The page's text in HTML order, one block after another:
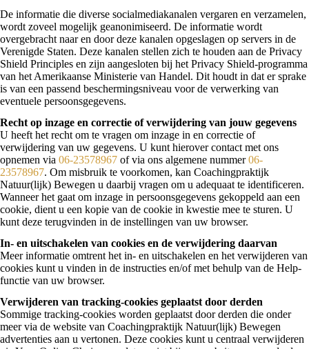
De informatie die diverse socialmediakanalen vergaren en verzamelen,
wordt zoveel mogelijk geanonimiseerd. De informatie wordt
overgebracht naar en door deze kanalen opgeslagen op servers in de
Verenigde Staten. Deze kanalen stellen zich te houden aan de Privacy
Shield Principles en zijn aangesloten bij het Privacy Shield-programma
van het Amerikaanse Ministerie van Handel. Dit houdt in dat er sprake
is van een passend beschermingsniveau voor de verwerking van
eventuele persoonsgegevens.
Recht op inzage en correctie of verwijdering van jouw gegevens
U heeft het recht om te vragen om inzage in en correctie of
verwijdering van uw gegevens. U kunt hierover contact met ons
opnemen via 06-23578967 of via ons algemene nummer06-
23578967. Om misbruik te voorkomen, kan Coachingpraktijk
Natuur(lijk) Bewegen u daarbij vragen om u adequaat te identificeren.
Wanneer het gaat om inzage in persoonsgegevens gekoppeld aan een
cookie, dient u een kopie van de cookie in kwestie mee te sturen. U
kunt deze terugvinden in de instellingen van uw browser.
In- en uitschakelen van cookies en de verwijdering daarvan
Meer informatie omtrent het in- en uitschakelen en het verwijderen van
cookies kunt u vinden in de instructies en/of met behulp van de Help-
functie van uw browser.
Verwijderen van tracking-cookies geplaatst door derden
Sommige tracking-cookies worden geplaatst door derden die onder
meer via de website van Coachingpraktijk Natuur(lijk) Bewegen
advertenties aan u vertonen. Deze cookies kunt u centraal verwijderen